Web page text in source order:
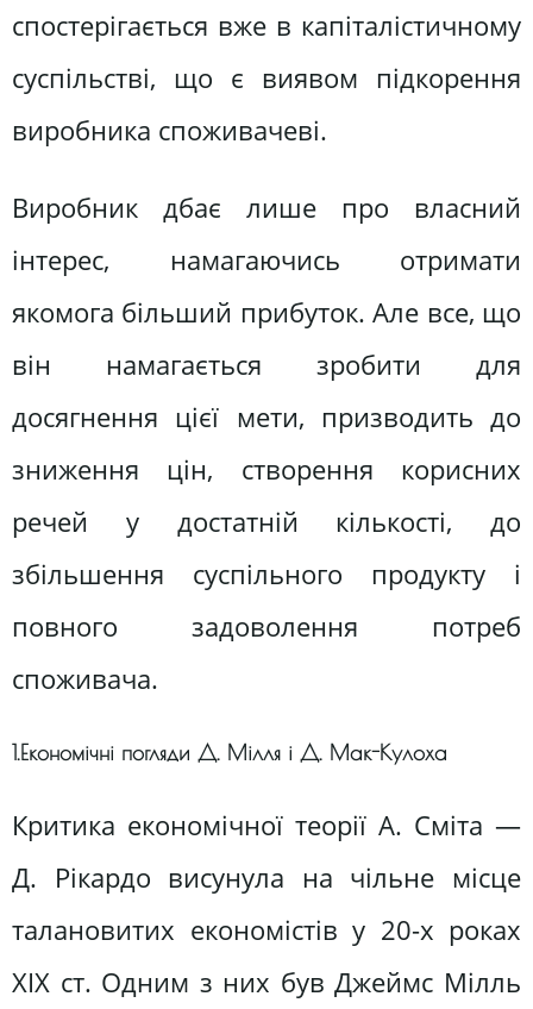
спостерігається вже в капіталістичному
суспільстві, що є виявом підкорення
виробника споживачеві.
Виробник дбає лише про власний
інтерес, намагаючись отримати
якомога більший прибуток. Але все, що
він намагається зробити для
досягнення цієї мети, призводить до
зниження цін, створення корисних
речей у достатній кількості, до
збільшення суспільного продукту і
повного задоволення потреб
споживача.
1.Економічні погляди Д. Мілля і Д. Мак-Кулоха
Критика економічної теорії А. Сміта —
Д. Рікардо висунула на чільне місце
талановитих економістів у 20-х роках
XIX ст. Одним з них був Джеймс Мілль